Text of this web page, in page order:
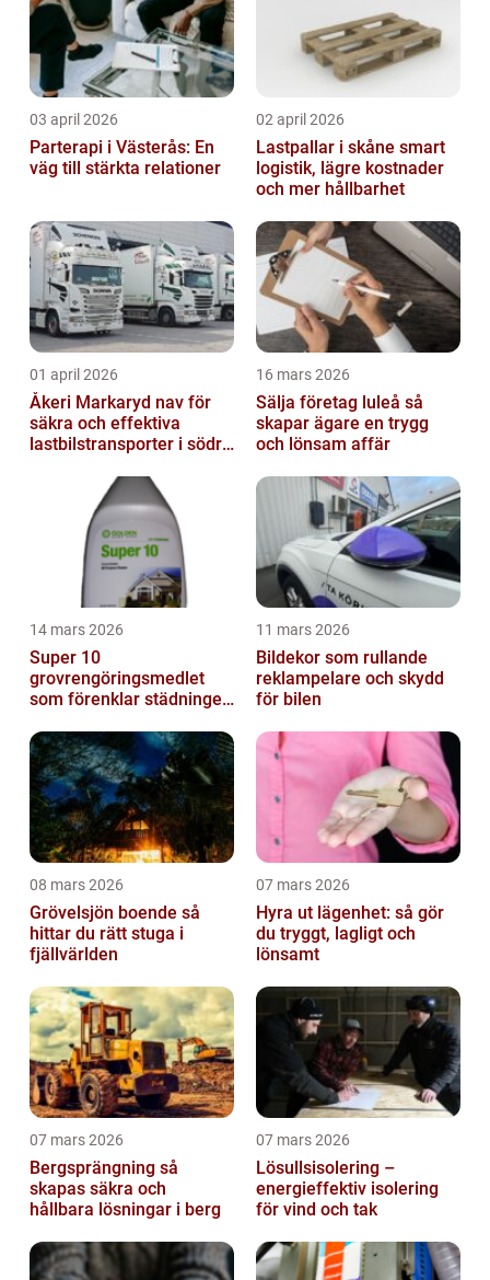
03 april 2026
Parterapi i Västerås: En
väg till stärkta relationer
02 april 2026
Lastpallar i skåne smart
logistik, lägre kostnader
och mer hållbarhet
01 april 2026
Åkeri Markaryd nav för
säkra och effektiva
lastbilstransporter i södra
16 mars 2026
Sälja företag luleå så
skapar ägare en trygg
och lönsam affär
14 mars 2026
Super 10
grovrengöringsmedlet
som förenklar städningen
11 mars 2026
Bildekor som rullande
reklampelare och skydd
för bilen
08 mars 2026
Grövelsjön boende så
hittar du rätt stuga i
fjällvärlden
07 mars 2026
Hyra ut lägenhet: så gör
du tryggt, lagligt och
lönsamt
07 mars 2026
Bergsprängning så
skapas säkra och
hållbara lösningar i berg
07 mars 2026
Lösullsisolering –
energieffektiv isolering
för vind och tak